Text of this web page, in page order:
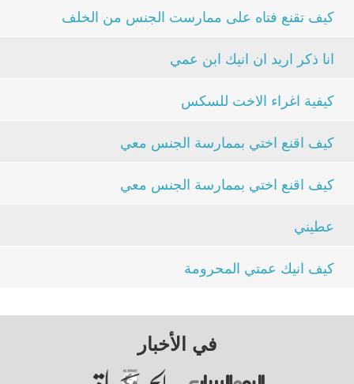
كيف تقنع فتاه على ممارست الجنس من الخلف
انا ذكر اريد ان انيك ابن عمي
كيفية اغراء الاخت للسكس
كيف اقنع اختي بممارسة الجنس معي
كيف اقنع اختي بممارسة الجنس معي
عطيني
كيف انيك عمتي المحرومة
في الأخبار